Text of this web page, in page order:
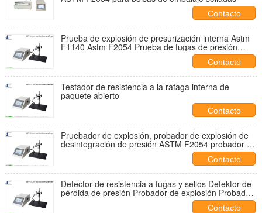
Contacto
Prueba de explosión de presurización interna Astm
F1140 Astm F2054 Prueba de fugas de presión
Contacto
Testador de resistencia a la ráfaga interna de
paquete abierto
Contacto
Pruebador de explosión, probador de explosión de
desintegración de presión ASTM F2054 probador de
Contacto
Detector de resistencia a fugas y sellos Detektor de
pérdida de presión Probador de explosión Probador
Contacto